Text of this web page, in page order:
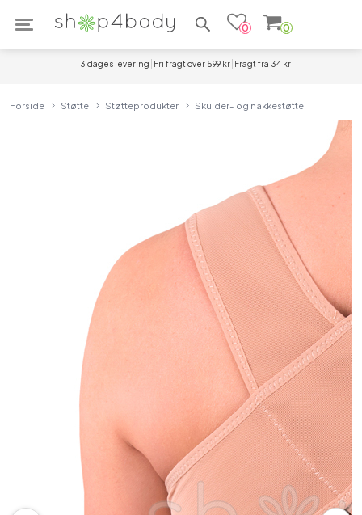
Søg efter produkter
0 0
1-3 dages levering Fri fragt over 599 kr Fragt fra 34 kr
Forside Støtte Støtteprodukter Skulder- og nakkestøtte